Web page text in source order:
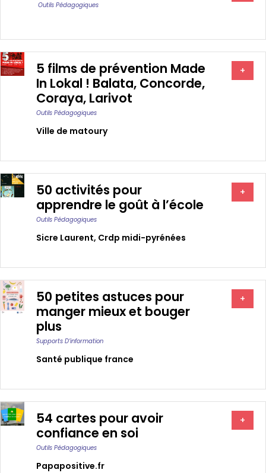
Outils Pédagogiques
5 films de prévention Made
In Lokal ! Balata, Concorde,
Coraya, Larivot
Outils Pédagogiques
Ville de matoury
+
50 activités pour
apprendre le goût à l’école
Outils Pédagogiques
Sicre Laurent, Crdp midi-pyrénées
+
50 petites astuces pour
manger mieux et bouger
plus
Supports D’information
Santé publique france
+
54 cartes pour avoir
confiance en soi
Outils Pédagogiques
Papapositive.fr
+